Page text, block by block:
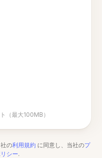
（最大100MB）
の利用規約 に同意し、当社のプ
シー.